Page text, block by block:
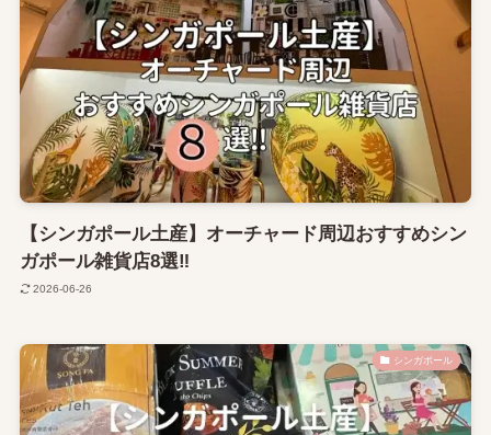
【シンガポール土産】オーチャード周辺おすすめシン
ガポール雑貨店8選‼
2026-06-26
シンガポール